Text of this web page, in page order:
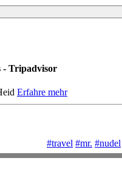
- Tripadvisor
Erfahre mehr
#travel #mr. #nudel